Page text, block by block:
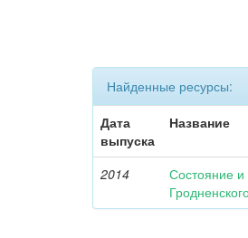
Найденные ресурсы:
Дата
выпуска
Название
2014
Состояние и